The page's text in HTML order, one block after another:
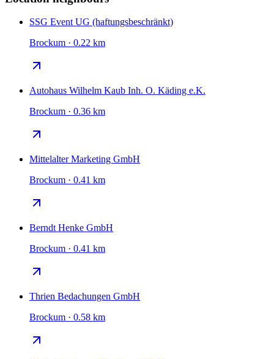
SSG Event UG (haftungsbeschränkt)
Brockum · 0.22 km
Autohaus Wilhelm Kaub Inh. O. Käding e.K.
Brockum · 0.36 km
Mittelalter Marketing GmbH
Brockum · 0.41 km
Berndt Henke GmbH
Brockum · 0.41 km
Thrien Bedachungen GmbH
Brockum · 0.58 km